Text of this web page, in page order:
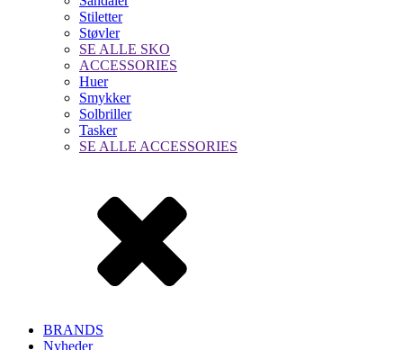
Stiletter
Støvler
SE ALLE SKO
ACCESSORIES
Huer
Smykker
Solbriller
Tasker
SE ALLE ACCESSORIES
BRANDS
Nyheder